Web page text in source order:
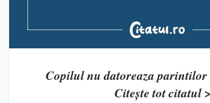
Copilul nu datoreaza parintilor
Citește tot citatul >